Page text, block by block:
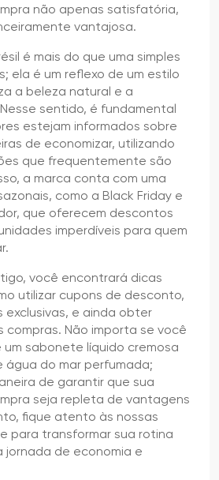
não apenas satisfatória,
vantajosa.
é mais do que uma simples
ela é um reflexo de um estilo
a beleza natural e a
sentido, é fundamental
estejam informados sobre
de economizar, utilizando
que frequentemente são
a marca conta com uma
como a Black Friday e
que oferecem descontos
imperdíveis para quem
você encontrará dicas
utilizar cupons de desconto,
e ainda obter
compras. Não importa se você
sabonete líquido cremosa
água do mar perfumada;
de garantir que sua
seja repleta de vantagens
fique atento às nossas
para transformar sua rotina
jornada de economia e